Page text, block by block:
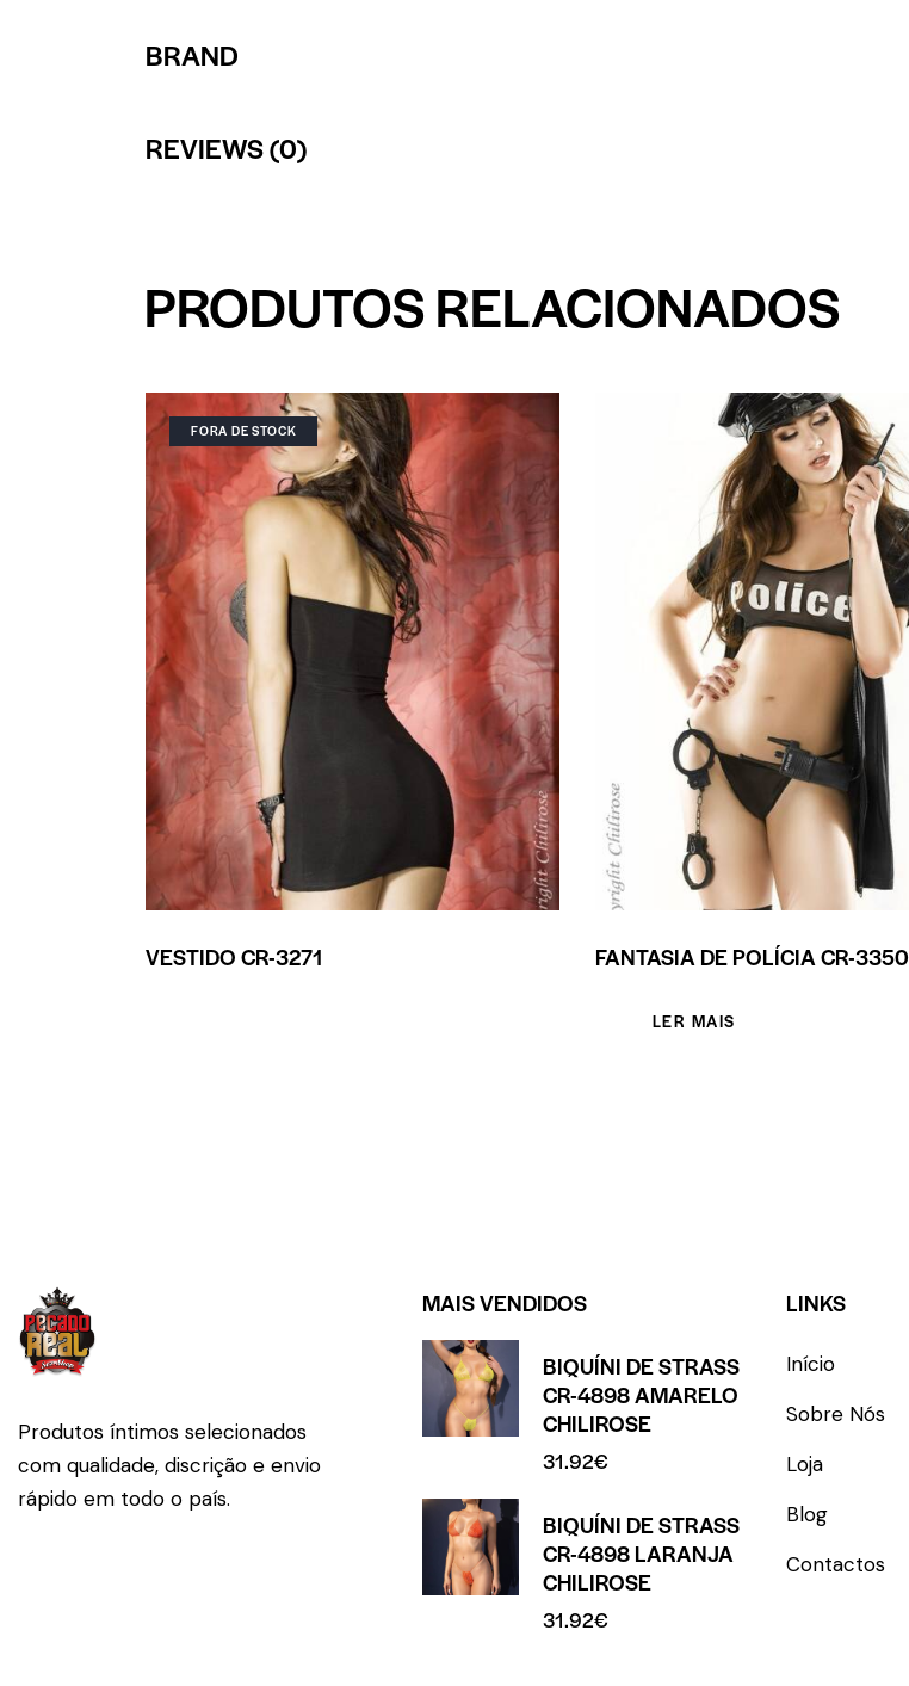
BRAND
REVIEWS (0)
PRODUTOS RELACIONADOS
FORA DE STOCK
VESTIDO CR-3271 FANTASIA DE POLÍCIA CR-3350
LER MAIS
Produtos íntimos selecionados
com qualidade, discrição e envio
rápido em todo o país.
MAIS VENDIDOS
BIQUÍNI DE STRASS
CR-4898 AMARELO
CHILIROSE
31.92€
BIQUÍNI DE STRASS
CR-4898 LARANJA
CHILIROSE
31.92€
LINKS
Início
Sobre Nós
Loja
Blog
Contactos